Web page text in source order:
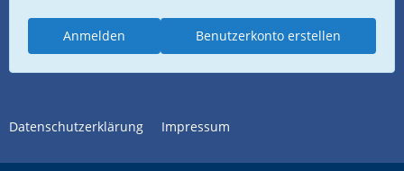
Benutzerkonto erstellen
Anmelden
Datenschutzerklärung Impressum